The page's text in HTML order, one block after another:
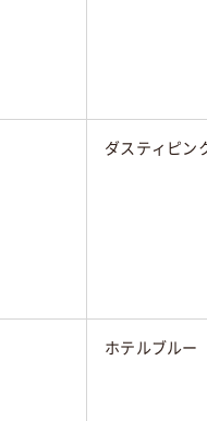
ダスティピン
ホテルブルー